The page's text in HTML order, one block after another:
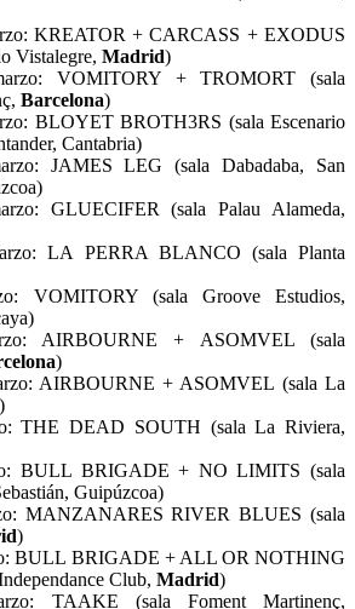
KREATOR + CARCASS + EXODUS
Vistalegre, Madrid)
VOMITORY + TROMORT (sala
Barcelona)
BLOYET BROTH3RS (sala Escenario
Cantabria)
JAMES LEG (sala Dabadaba, San
GLUECIFER (sala Palau Alameda,
LA PERRA BLANCO (sala Planta
VOMITORY (sala Groove Estudios,
AIRBOURNE + ASOMVEL (sala
)
AIRBOURNE + ASOMVEL (sala La
)
THE DEAD SOUTH (sala La Riviera,
BULL BRIGADE + NO LIMITS (sala
Guipúzcoa)
MANZANARES RIVER BLUES (sala
)
BULL BRIGADE + ALL OR NOTHING
Club, Madrid)
TAAKE (sala Foment Martinenç,